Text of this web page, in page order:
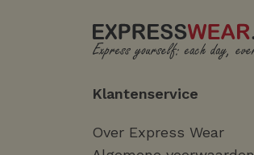
Klantenservice
Over Express Wear